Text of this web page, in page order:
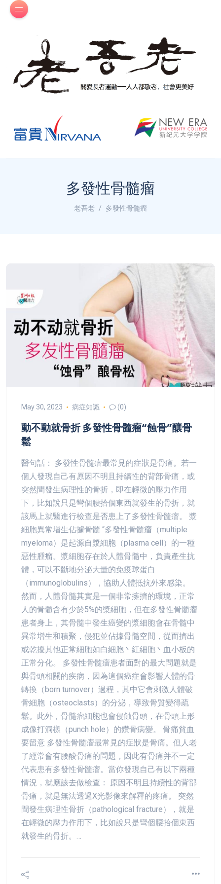
多發性骨髓瘤
老吾老 多發性骨髓瘤
May 30, 2023 病症知識 (0)
動不動就骨折 多發性骨髓瘤“蝕骨”釀骨
鬆
醫句話： 多發性骨髓瘤最常見的症狀是骨痛。若一
個人發現自己有原因不明且持續性的背部骨痛，或
突然間發生病理性的骨折，即在輕微的壓力作用
下，比如說只是彎個腰拾個東西就發生的骨折，就
該馬上就醫進行檢查是否患上了多發性骨髓瘤。 漿
細胞異常增生佔據骨髓 “多發性骨髓瘤（multiple
myeloma）是起源自漿細胞（plasma cell）的一種
惡性腫瘤。漿細胞存在於人體骨髓中，負責產生抗
體，可以不斷地分泌大量的免疫球蛋白
（immunoglobulins），協助人體抵抗外來感染。
然而，人體骨髓其實是一個非常擁擠的環境，正常
人的骨髓含有少於5%的漿細胞，但在多發性骨髓瘤
患者身上，其骨髓中發生癌變的漿細胞會在骨髓中
異常增生和積聚，侵犯並佔據骨髓空間，從而擠出
或乾擾其他正常細胞如白細胞丶紅細胞丶血小板的
正常分化。 多發性骨髓瘤患者面對的最大問題就是
與骨頭相關的疾病，因為這個癌症會影響人體的骨
轉換（born turnover）過程，其中它會刺激人體破
骨細胞（osteoclasts）的分泌，導致骨質變得疏
鬆。此外，骨髓瘤細胞也會侵蝕骨頭，在骨頭上形
成像打洞樣（punch hole）的鑽骨病變。 骨痛貧血
要留意 多發性骨髓瘤最常見的症狀是骨痛。但人老
了經常會有腰酸骨痛的問題，因此有骨痛并不一定
代表患有多發性骨髓瘤。當你發現自己有以下兩種
情況，就應該去做檢查： 原因不明且持續性的背部
骨痛，就是無法透過X光影像來解釋的疼痛。 突然
間發生病理性骨折（pathological fracture），就是
在輕微的壓力作用下，比如說只是彎個腰拾個東西
就發生的骨折。…